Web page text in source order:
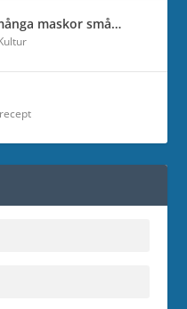
maskor små…